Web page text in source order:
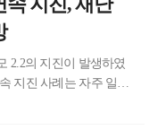
2.2의 지진이 발생하였
지진 사례는 자주 일어